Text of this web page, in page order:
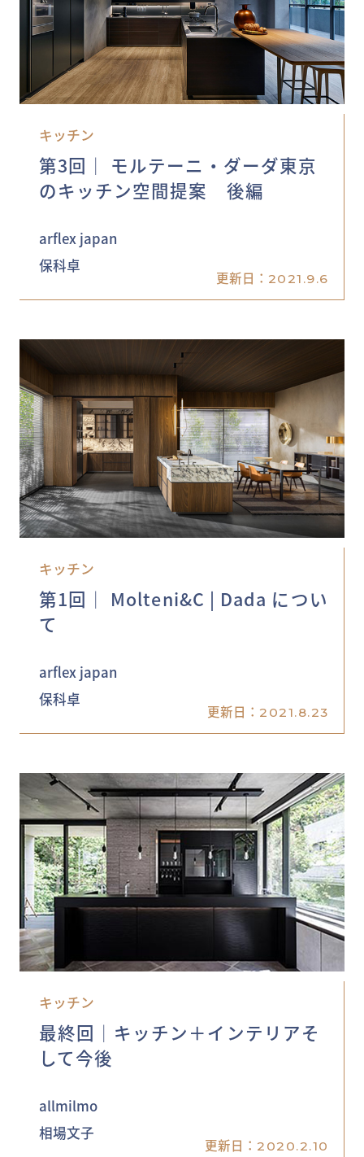
キッチン
第3回│ モルテーニ・ダーダ東京
のキッチン空間提案 後編
arflex japan
保科卓
更新日： 2021.9.6
キッチン
第1回│ Molteni&C | Dada につい
て
arflex japan
保科卓
更新日： 2021.8.23
キッチン
最終回│キッチン＋インテリアそ
して今後
allmilmo
相場文子
更新日： 2020.2.10